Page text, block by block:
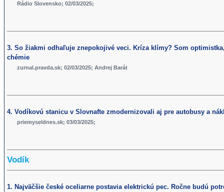
Rádio Slovensko; 02/03/2025;
3. So žiakmi odhaľuje znepokojivé veci. Kríza klímy? Som
chémie
zurnal.pravda.sk; 02/03/2025; Andrej Barát
4. Vodíkovú stanicu v Slovnafte zmodernizovali aj pre autobusy a
priemyseldnes.sk; 03/03/2025;
Vodík
1. Najväčšie české oceliarne postavia elektrickú pec. Ročne budú